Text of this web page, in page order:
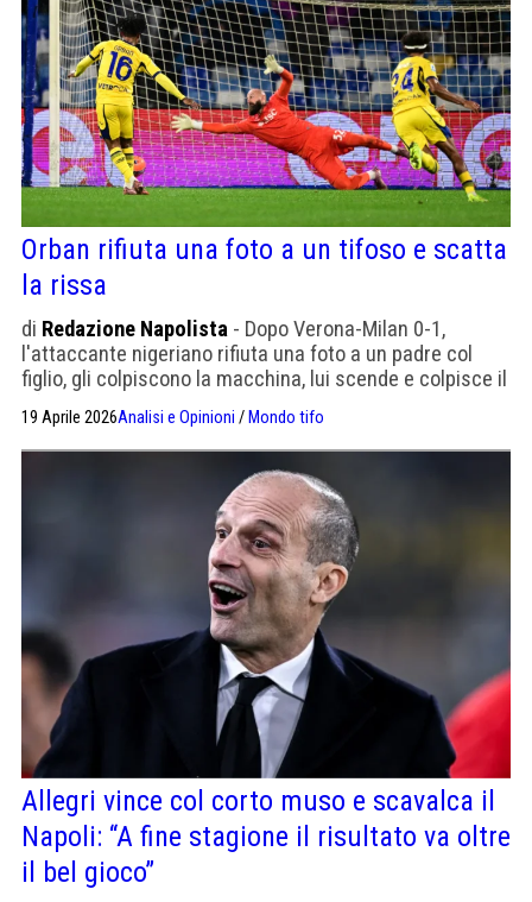
Orban rifiuta una foto a un tifoso e scatta
la rissa
di Redazione Napolista - Dopo Verona-Milan 0-1,
l'attaccante nigeriano rifiuta una foto a un padre col
figlio, gli colpiscono la macchina, lui scende e colpisce il
tifoso. Interviene la Digos.
19 Aprile 2026Analisi e Opinioni /Mondo tifo
Allegri vince col corto muso e scavalca il
Napoli: “A fine stagione il risultato va oltre
il bel gioco”